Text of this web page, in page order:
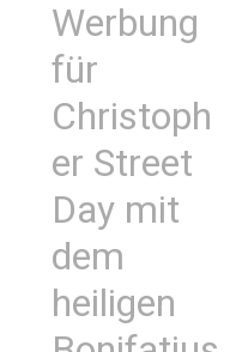
Werbung
für
Christoph
er Street
Day mit
dem
heiligen